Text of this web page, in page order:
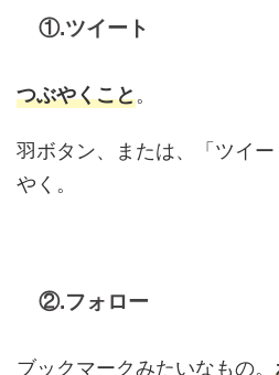
①.ツイート
つぶやくこと。
羽ボタン、または、「ツイ
やく。
②.フォロー
ブックマークみたいなもの。